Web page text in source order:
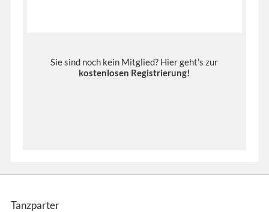
Sie sind noch kein Mitglied? Hier geht's zur
kostenlosen Registrierung!
Tanzparter